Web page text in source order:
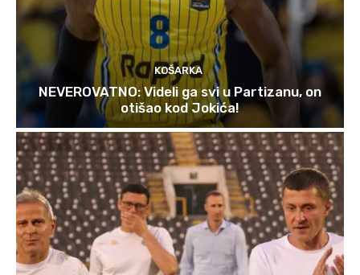
KOŠARKA
NEVEROVATNO: Videli ga svi u Partizanu, on
otišao kod Jokića!